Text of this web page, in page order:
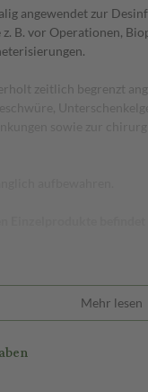
angewendet zur
B. vor Operationen,
zeitlich begrenzt
Mehr lesen